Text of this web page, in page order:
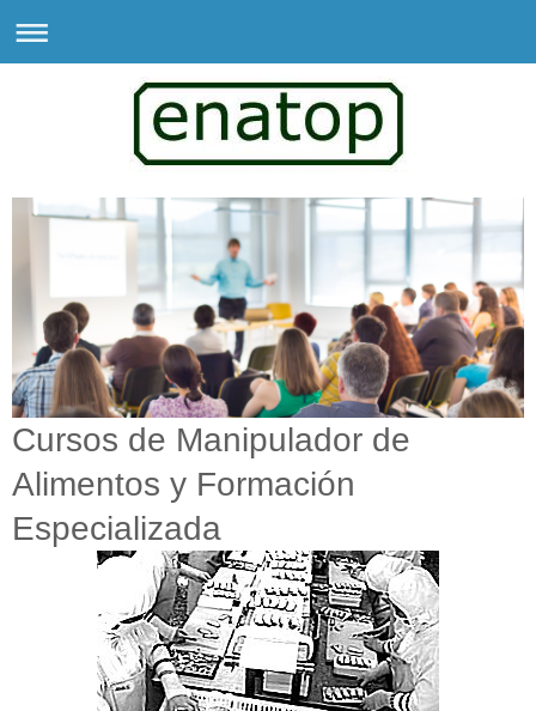
Cursos de Manipulador de
Alimentos y Formación
Especializada